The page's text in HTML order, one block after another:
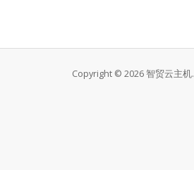
Copyright © 2026 智贸云主